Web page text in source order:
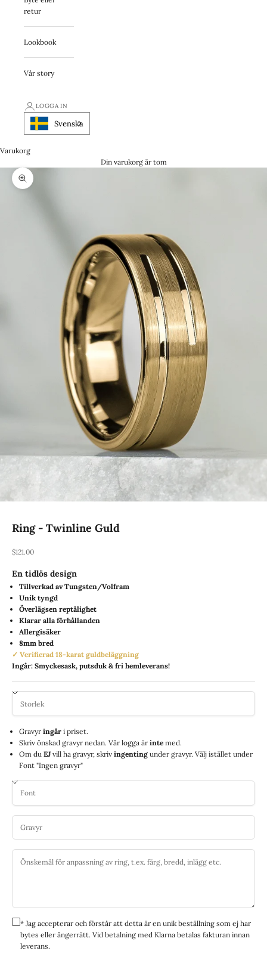
retur
Lookbook
Vår story
LOGGA IN
Svenska
Varukorg
Din varukorg är tom
Zooma
Ring - Twinline Guld
REA-pris
$121.00
En tidlös design
Tillverkad av Tungsten/Volfram
Unik tyngd
Överlägsen reptålighet
Klarar alla förhållanden
Allergisäker
8mm bred
✓ Verifierad 18-karat guldbeläggning
Ingår: Smyckesask, putsduk & fri hemleverans!
Gravyr ingår i priset.
Skriv önskad gravyr nedan. Vår logga är inte med.
Om du EJ vill ha gravyr, skriv ingenting under gravyr. Välj istället under
Font "Ingen gravyr"
* Jag accepterar och förstår att detta är en unik beställning som ej har
bytes eller ångerrätt. Vid betalning med Klarna betalas fakturan innan
leverans.